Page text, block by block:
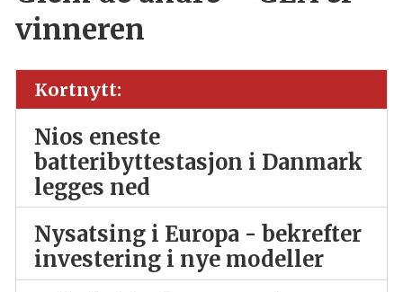
vinneren
Kortnytt:
Nios eneste
batteribyttestasjon i Danmark
legges ned
Nysatsing i Europa - bekrefter
investering i nye modeller